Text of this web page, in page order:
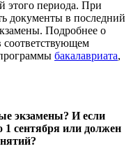
этого периода. При
документы в последний
Подробнее о
соответствующем
бакалавриата,
экзамены? И если
1 сентября или должен